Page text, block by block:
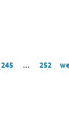
245 … 252